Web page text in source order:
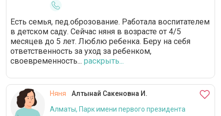
Есть семья, пед.оброзование. Работала воспитателем
в детском саду. Сейчас няня в возрасте от 4/5
месяцев до 5 лет. Люблю ребенка. Беру на себя
ответственность за уход за ребенком,
своевременность... раскрыть...
Няня
Алтынай Сакеновна И.
Алматы, Парк имени первого президента